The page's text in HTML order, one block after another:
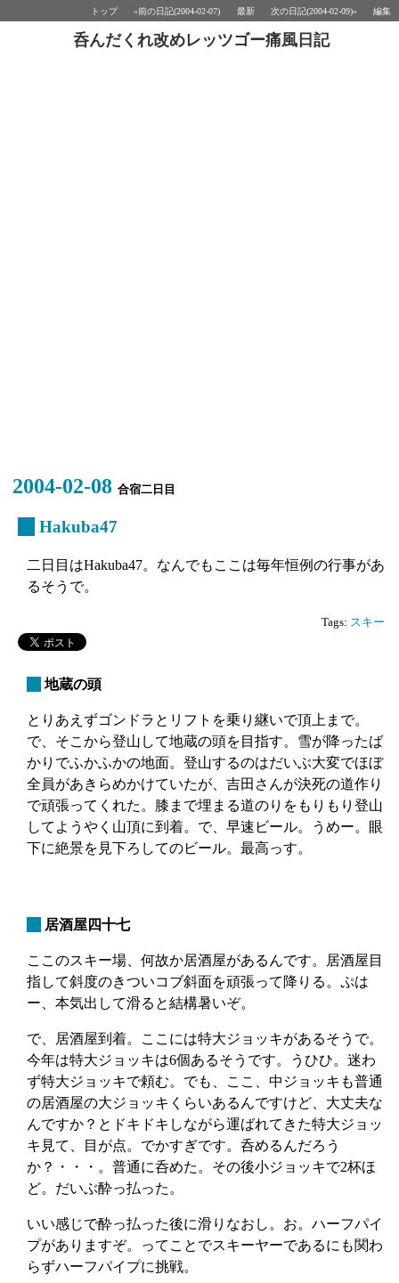
トップ «前の日記(2004-02-07) 最新 次の日記(2004-02-09)» 編集
呑んだくれ改めレッツゴー痛風日記
2004-02-08 合宿二日目
Hakuba47
二日目はHakuba47。なんでもここは毎年恒例の行事があ
るそうで。
Tags: スキー
地蔵の頭
とりあえずゴンドラとリフトを乗り継いで頂上まで。
で、そこから登山して地蔵の頭を目指す。雪が降ったば
かりでふかふかの地面。登山するのはだいぶ大変でほぼ
全員があきらめかけていたが、吉田さんが決死の道作り
で頑張ってくれた。膝まで埋まる道のりをもりもり登山
してようやく山頂に到着。で、早速ビール。うめー。眼
下に絶景を見下ろしてのビール。最高っす。
居酒屋四十七
ここのスキー場、何故か居酒屋があるんです。居酒屋目
指して斜度のきついコブ斜面を頑張って降りる。ぷは
ー、本気出して滑ると結構暑いぞ。
で、居酒屋到着。ここには特大ジョッキがあるそうで。
今年は特大ジョッキは6個あるそうです。うひひ。迷わ
ず特大ジョッキで頼む。でも、ここ、中ジョッキも普通
の居酒屋の大ジョッキくらいあるんですけど、大丈夫な
んですか？とドキドキしながら運ばれてきた特大ジョッ
キ見て、目が点。でかすぎです。呑めるんだろう
か？・・・。普通に呑めた。その後小ジョッキで2杯ほ
ど。だいぶ酔っ払った。
いい感じで酔っ払った後に滑りなおし。お。ハーフパイ
プがありますぞ。ってことでスキーヤーであるにも関わ
らずハーフパイプに挑戦。